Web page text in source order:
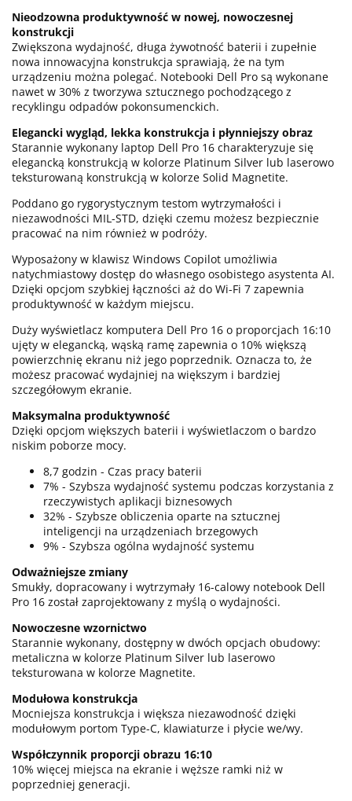
Nieodzowna produktywność w nowej, nowoczesnej
konstrukcji
Zwiększona wydajność, długa żywotność baterii i zupełnie
nowa innowacyjna konstrukcja sprawiają, że na tym
urządzeniu można polegać. Notebooki Dell Pro są wykonane
nawet w 30% z tworzywa sztucznego pochodzącego z
recyklingu odpadów pokonsumenckich.
Elegancki wygląd, lekka konstrukcja i płynniejszy obraz
Starannie wykonany laptop Dell Pro 16 charakteryzuje się
elegancką konstrukcją w kolorze Platinum Silver lub laserowo
teksturowaną konstrukcją w kolorze Solid Magnetite.
Poddano go rygorystycznym testom wytrzymałości i
niezawodności MIL-STD, dzięki czemu możesz bezpiecznie
pracować na nim również w podróży.
Wyposażony w klawisz Windows Copilot umożliwia
natychmiastowy dostęp do własnego osobistego asystenta AI.
Dzięki opcjom szybkiej łączności aż do Wi-Fi 7 zapewnia
produktywność w każdym miejscu.
Duży wyświetlacz komputera Dell Pro 16 o proporcjach 16:10
ujęty w elegancką, wąską ramę zapewnia o 10% większą
powierzchnię ekranu niż jego poprzednik. Oznacza to, że
możesz pracować wydajniej na większym i bardziej
szczegółowym ekranie.
Maksymalna produktywność
Dzięki opcjom większych baterii i wyświetlaczom o bardzo
niskim poborze mocy.
8,7 godzin - Czas pracy baterii
7% - Szybsza wydajność systemu podczas korzystania z
rzeczywistych aplikacji biznesowych
32% - Szybsze obliczenia oparte na sztucznej
inteligencji na urządzeniach brzegowych
9% - Szybsza ogólna wydajność systemu
Odważniejsze zmiany
Smukły, dopracowany i wytrzymały 16-calowy notebook Dell
Pro 16 został zaprojektowany z myślą o wydajności.
Nowoczesne wzornictwo
Starannie wykonany, dostępny w dwóch opcjach obudowy:
metaliczna w kolorze Platinum Silver lub laserowo
teksturowana w kolorze Magnetite.
Modułowa konstrukcja
Mocniejsza konstrukcja i większa niezawodność dzięki
modułowym portom Type-C, klawiaturze i płycie we/wy.
Współczynnik proporcji obrazu 16:10
10% więcej miejsca na ekranie i węższe ramki niż w
poprzedniej generacji.